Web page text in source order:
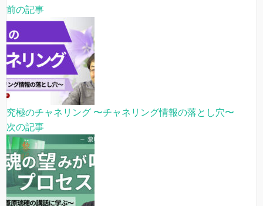
前の記事
究極のチャネリング 〜チャネリング情報の落とし穴〜
次の記事